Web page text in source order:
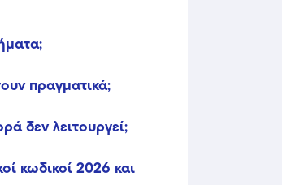
πραγματικά;
δεν λειτουργεί;
κωδικοί 2026 και